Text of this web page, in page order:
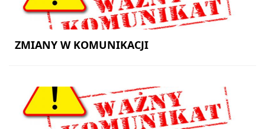
USŁUGI
ROZKŁAD
JAZDY
ZMIANY W KOMUNIKACJI